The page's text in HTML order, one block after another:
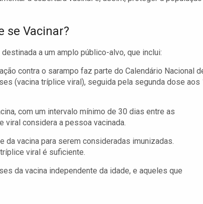
se Vacinar?
destinada a um amplo público-alvo, que inclui:
contra o sarampo faz parte do Calendário Nacional
(vacina tríplice viral), seguida pela segunda dose aos
com um intervalo mínimo de 30 dias entre as
viral considera a pessoa vacinada.
da vacina para serem consideradas imunizadas.
viral é suficiente.
da vacina independente da idade, e aqueles que